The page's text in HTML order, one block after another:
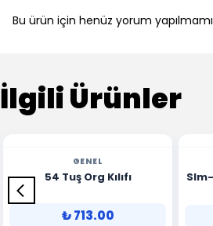
Bu ürün için henüz yorum
İlgili Ürünler
GENEL
54 Tuş Org Kılıfı
₺ 713.00